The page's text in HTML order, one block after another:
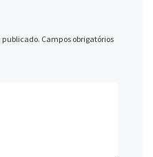
publicado. Campos obrigatórios